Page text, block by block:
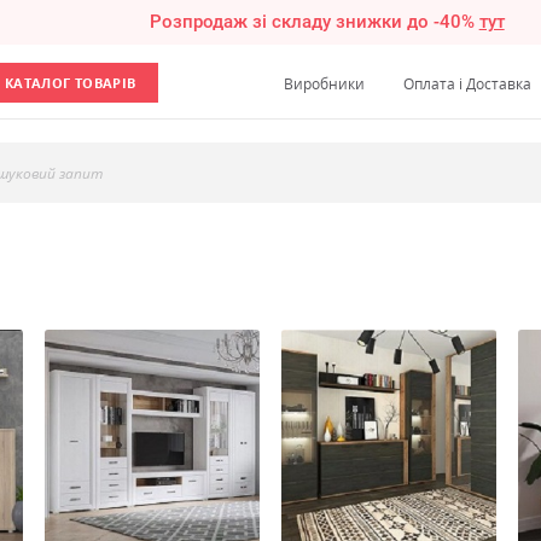
Розпродаж зі складу знижки до -40% тут
КАТАЛОГ ТОВАРІВ Виробники Оплата і Доставка
запит